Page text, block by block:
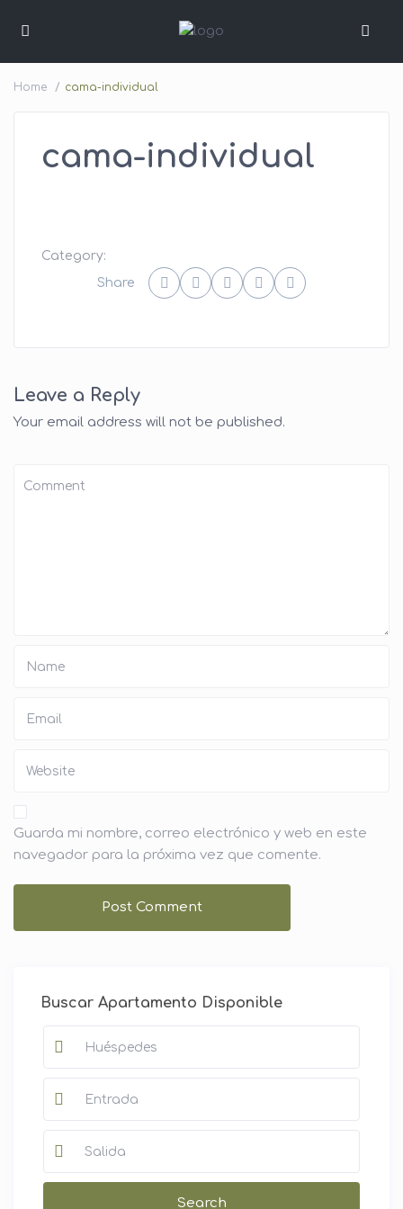
Home cama-individual
cama-individual
Category:
Share
Leave a Reply
Your email address will not be published.
Guarda mi nombre, correo electrónico y web en este
navegador para la próxima vez que comente.
Buscar Apartamento Disponible